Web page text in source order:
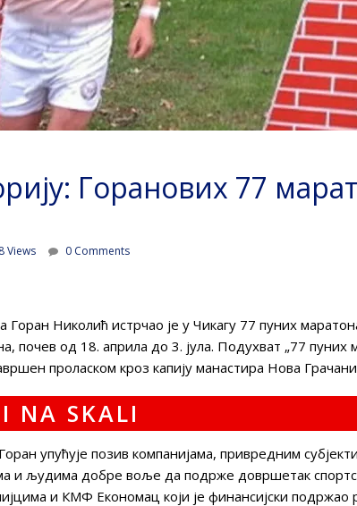
Горанових 77
Views 0 Comments
Николић истрчао је у Чикагу 77 пуних
почев од 18. априла до 3. јула. Подухват „77 пуних
проласком кроз капију манастира Нова
упућује позив компанијама, привредним
и људима добре воље да подрже довршетак
и КМФ Економац који је финансијски подржао